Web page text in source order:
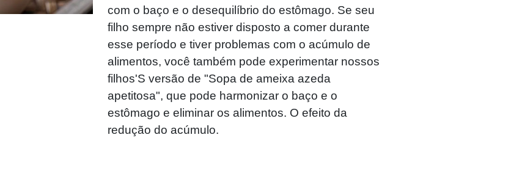
com o baço e o desequilíbrio do estômago. Se seu
filho sempre não estiver disposto a comer durante
esse período e tiver problemas com o acúmulo de
alimentos, você também pode experimentar nossos
filhos'S versão de "Sopa de ameixa azeda
apetitosa", que pode harmonizar o baço e o
estômago e eliminar os alimentos. O efeito da
redução do acúmulo.